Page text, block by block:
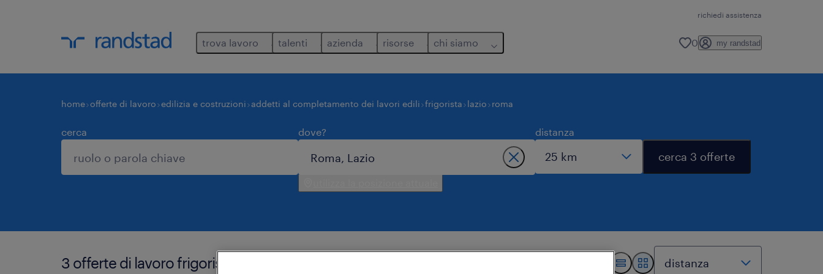
richiedi assistenza
trova lavoro talenti azienda risorse chi siamo 0 my randstad
home offerte di lavoro edilizia e costruzioni addetti al completamento dei lavori edili frigorista lazio roma
cerca dove? distanza
cerca 3 offerte
3 offerte di lavoro frigorista roma